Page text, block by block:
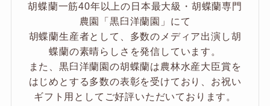
胡蝶蘭一筋40年以上の日本最大級・胡蝶蘭専門
農園「黒臼洋蘭園」にて
胡蝶蘭生産者として、多数のメディア出演し胡
蝶蘭の素晴らしさを発信しています。
また、黒臼洋蘭園の胡蝶蘭は農林水産大臣賞を
はじめとする多数の表彰を受けており、お祝い
ギフト用としてご好評いただいております。